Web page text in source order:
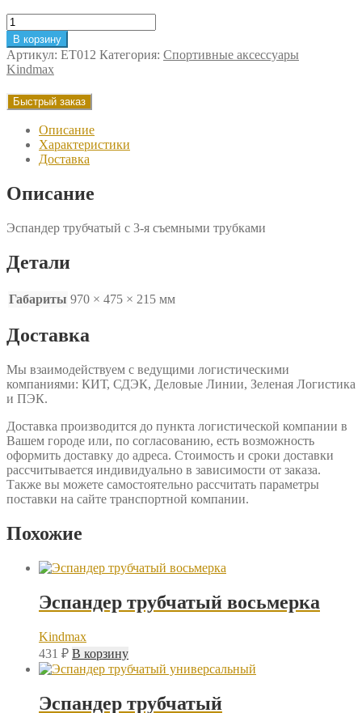
Количество
товара
Эспандер
трубчатый
с
3-
я
трубками
В корзину
Артикул: ET012 Категория: Спортивные аксессуары
Kindmax
Быстрый заказ
Описание
Характеристики
Доставка
Описание
Эспандер трубчатый с 3-я съемными трубками
Детали
Габариты 970 × 475 × 215 мм
Доставка
Мы взаимодействуем с ведущими логистическими
компаниями: КИТ, СДЭК, Деловые Линии, Зеленая Логистика
и ПЭК.
Доставка производится до пункта логистической компании в
Вашем городе или, по согласованию, есть возможность
оформить доставку до адреса. Стоимость и сроки доставки
рассчитывается индивидуально в зависимости от заказа.
Также вы можете самостоятельно рассчитать параметры
поставки на сайте транспортной компании.
Похожие
Эспандер трубчатый восьмерка
Kindmax
431 ₽ В корзину
Эспандер трубчатый